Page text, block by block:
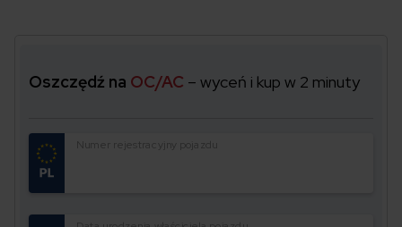
Oszczędź na OC/AC – wyceń i kup w 2 minuty
Numer rejestracyjny pojazdu